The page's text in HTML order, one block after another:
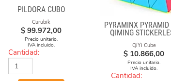
PILDORA CUBO
Curubik
$ 99.972,00
Precio unitario.
IVA incluido.
Cantidad:
PYRAMINX PYRAMID
QIMING
QiYi Cube
$ 10.866,00
Precio unitario.
IVA incluido.
Cantidad: